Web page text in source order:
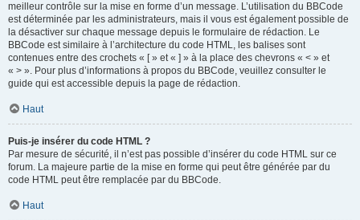
meilleur contrôle sur la mise en forme d’un message. L’utilisation du BBCode
est déterminée par les administrateurs, mais il vous est également possible de
la désactiver sur chaque message depuis le formulaire de rédaction. Le
BBCode est similaire à l’architecture du code HTML, les balises sont
contenues entre des crochets « [ » et « ] » à la place des chevrons « < » et
« > ». Pour plus d’informations à propos du BBCode, veuillez consulter le
guide qui est accessible depuis la page de rédaction.
Haut
Puis-je insérer du code HTML ?
Par mesure de sécurité, il n’est pas possible d’insérer du code HTML sur ce
forum. La majeure partie de la mise en forme qui peut être générée par du
code HTML peut être remplacée par du BBCode.
Haut